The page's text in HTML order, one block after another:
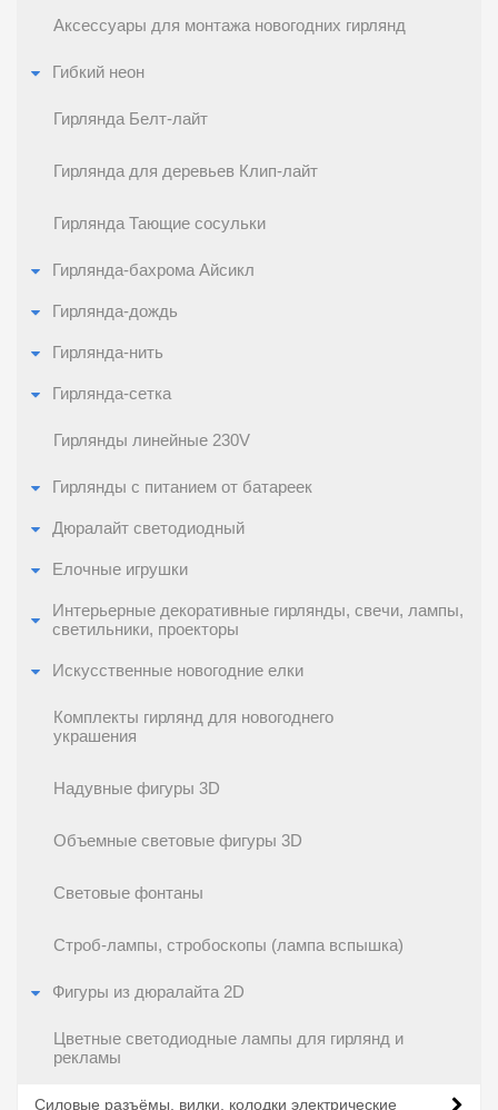
Аксессуары для монтажа новогодних гирлянд
Гибкий неон
Гирлянда Белт-лайт
Гирлянда для деревьев Клип-лайт
Гирлянда Тающие сосульки
Гирлянда-бахрома Айсикл
Гирлянда-дождь
Гирлянда-нить
Гирлянда-сетка
Гирлянды линейные 230V
Гирлянды с питанием от батареек
Дюралайт светодиодный
Елочные игрушки
Интерьерные декоративные гирлянды, свечи, лампы,
светильники, проекторы
Искусственные новогодние елки
Комплекты гирлянд для новогоднего
украшения
Надувные фигуры 3D
Объемные световые фигуры 3D
Световые фонтаны
Строб-лампы, стробоскопы (лампа вспышка)
Фигуры из дюралайта 2D
Цветные светодиодные лампы для гирлянд и
рекламы
Силовые разъёмы, вилки, колодки электрические